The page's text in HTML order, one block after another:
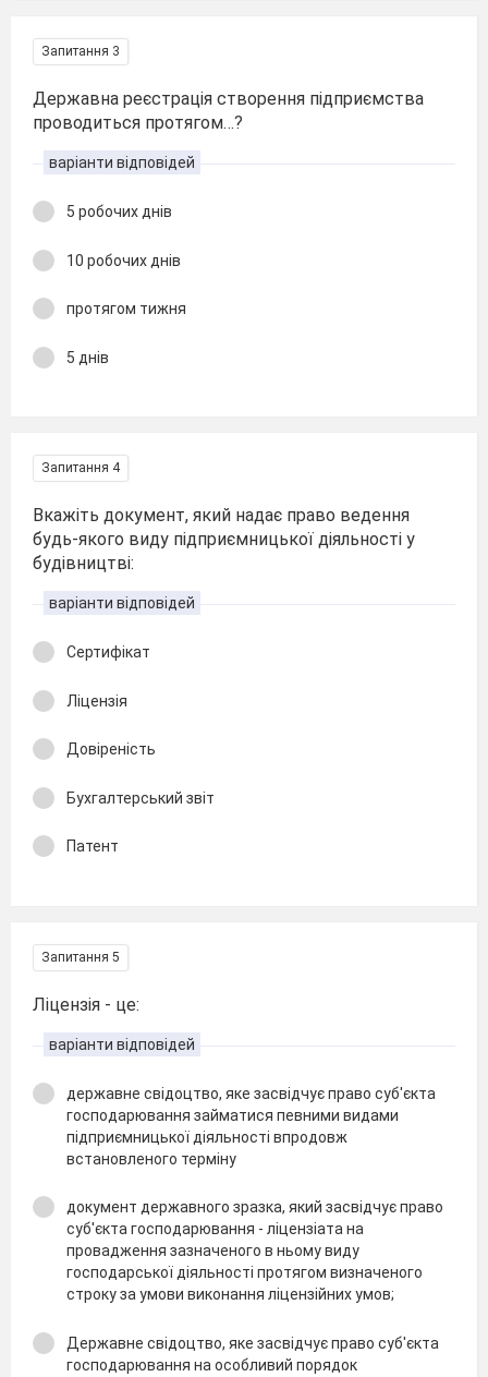
Запитання 3
Державна реєстрація створення підприємства
проводиться протягом…?
варіанти відповідей
5 робочих днів
10 робочих днів
протягом тижня
5 днів
Запитання 4
Вкажіть документ, який надає право ведення
будь-якого виду підприємницької діяльності у
будівництві:
варіанти відповідей
Сертифікат
Ліцензія
Довіреність
Бухгалтерський звіт
Патент
Запитання 5
Ліцензія - це:
варіанти відповідей
державне свідоцтво, яке засвідчує право суб'єкта
господарювання займатися певними видами
підприємницької діяльності впродовж
встановленого терміну
документ державного зразка, який засвідчує право
суб'єкта господарювання - ліцензіата на
провадження зазначеного в ньому виду
господарської діяльності протягом визначеного
строку за умови виконання ліцензійних умов;
Державне свідоцтво, яке засвідчує право суб'єкта
господарювання на особливий порядок